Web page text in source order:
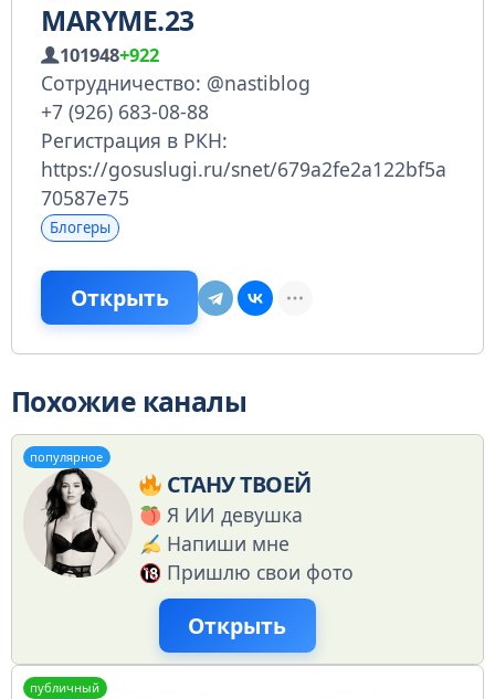
MARYME.23
101948+922
Сотрудничество: @nastiblog
+7 (926) 683-08-88
Регистрация в РКН:
https://gosuslugi.ru/snet/679a2fe2a122bf5a
70587e75
Блогеры
Открыть
Похожие каналы
популярное
СТАНУ ТВОЕЙ
Я ИИ девушка
Напиши мне
Пришлю свои фото
Открыть
публичный